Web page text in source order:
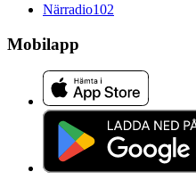
Närradio102
Mobilapp